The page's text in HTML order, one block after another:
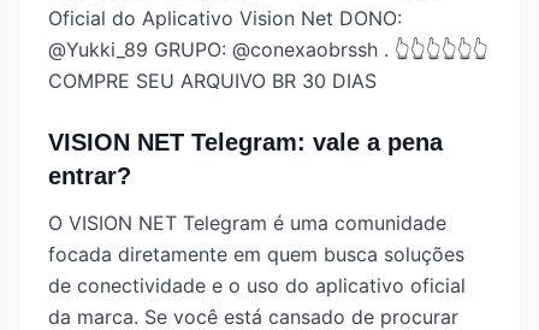
Oficial do Aplicativo Vision Net DONO:
@Yukki_89 GRUPO: @conexaobrssh . 👆👆👆👆👆👆
COMPRE SEU ARQUIVO BR 30 DIAS
VISION NET Telegram: vale a pena
entrar?
O VISION NET Telegram é uma comunidade
focada diretamente em quem busca soluções
de conectividade e o uso do aplicativo oficial
da marca. Se você está cansado de procurar